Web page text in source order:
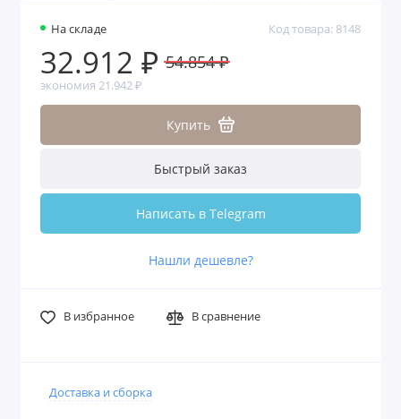
На складе Код товара: 8148
32.912 ₽ 54.854 ₽
экономия 21.942 ₽
Купить
Быстрый заказ
Написать в Telegram
Нашли дешевле?
В избранное В сравнение
Доставка и сборка